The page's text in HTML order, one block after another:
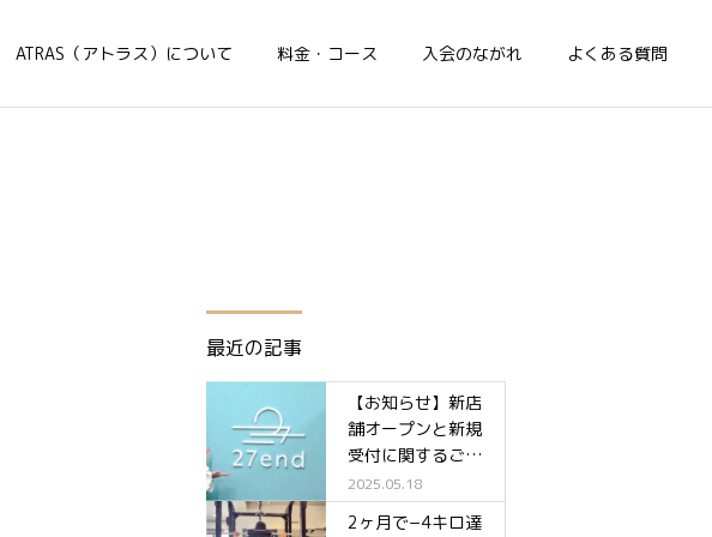
ATRAS（アトラス）について 料金・コース 入会のながれ よくある質問
最近の記事
【お知らせ】新店
舗オープンと新規
受付に関するご案
内✨
2025.05.18
2ヶ月で−4キロ達